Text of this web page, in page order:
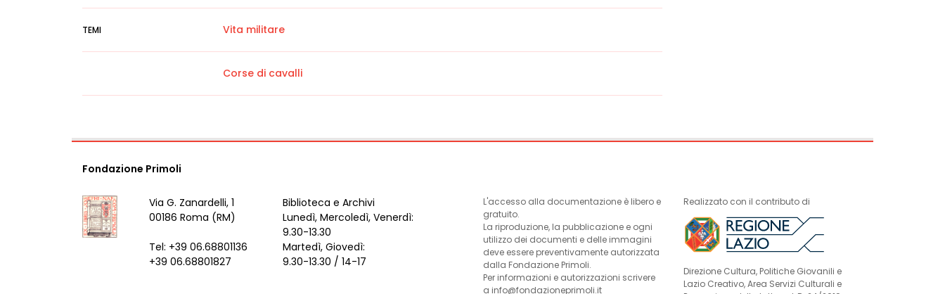
TEMI Vita militare
Corse di cavalli
Fondazione Primoli
Via G. Zanardelli, 1
00186 Roma (RM)
Tel: +39 06.68801136
+39 06.68801827
Biblioteca e Archivi
Lunedì, Mercoledì, Venerdì:
9.30-13.30
Martedì, Giovedì:
9.30-13.30 / 14-17
L'accesso alla documentazione è libero e
gratuito.
La riproduzione, la pubblicazione e ogni
utilizzo dei documenti e delle immagini
deve essere preventivamente autorizzata
dalla Fondazione Primoli.
Per informazioni e autorizzazioni scrivere
a info@fondazioneprimoli.it
Realizzato con il contributo di
Direzione Cultura, Politiche Giovanili e
Lazio Creativo, Area Servizi Culturali e